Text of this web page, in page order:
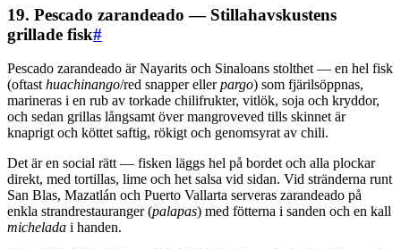
19. Pescado zarandeado — Stillahavskustens
grillade fisk#
Pescado zarandeado är Nayarits och Sinaloans stolthet — en hel fisk
(oftast huachinango/red snapper ellerpargo) som fjärilsöppnas,
marineras i en rub av torkade chilifrukter, vitlök, soja och kryddor,
och sedan grillas långsamt över mangroveved tills skinnet är
knaprigt och köttet saftig, rökigt och genomsyrat av chili.
Det är en social rätt — fisken läggs hel på bordet och alla plockar
direkt, med tortillas, lime och het salsa vid sidan. Vid stränderna runt
San Blas, Mazatlán och Puerto Vallarta serveras zarandeado på
enkla strandrestauranger (palapas) med fötterna i sanden och en kall
michelada i handen.